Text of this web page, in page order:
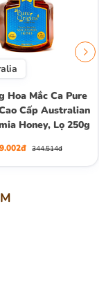
Hoa Mắc Ca Pure
Cấp Australian
Honey, Lọ 250g
344.514đ